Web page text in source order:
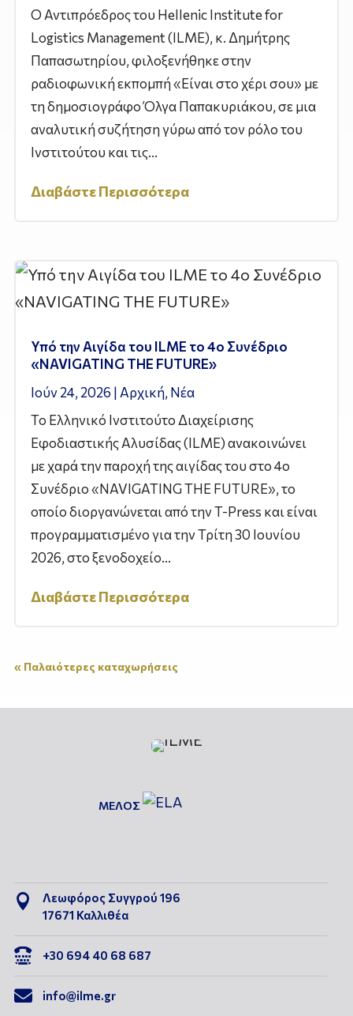
Ο Αντιπρόεδρος του Hellenic Institute for
Logistics Management (ILME), κ. Δημήτρης
Παπασωτηρίου, φιλοξενήθηκε στην
ραδιοφωνική εκπομπή «Είναι στο χέρι σου» με
τη δημοσιογράφο Όλγα Παπακυριάκου, σε μια
αναλυτική συζήτηση γύρω από τον ρόλο του
Ινστιτούτου και τις...
Διαβάστε Περισσότερα
Υπό την Αιγίδα του ILME το 4ο Συνέδριο
«NAVIGATING THE FUTURE»
Ιούν 24, 2026 | Αρχική, Νέα
Το Ελληνικό Ινστιτούτο Διαχείρισης
Εφοδιαστικής Αλυσίδας (ILME) ανακοινώνει
με χαρά την παροχή της αιγίδας του στο 4ο
Συνέδριο «NAVIGATING THE FUTURE», το
οποίο διοργανώνεται από την T-Press και είναι
προγραμματισμένο για την Τρίτη 30 Ιουνίου
2026, στο ξενοδοχείο...
Διαβάστε Περισσότερα
« Παλαιότερες καταχωρήσεις
ΜΕΛΟΣ

Λεωφόρος Συγγρού 196
17671 Καλλιθέα
 +30 694 40 68 687
 info@ilme.gr